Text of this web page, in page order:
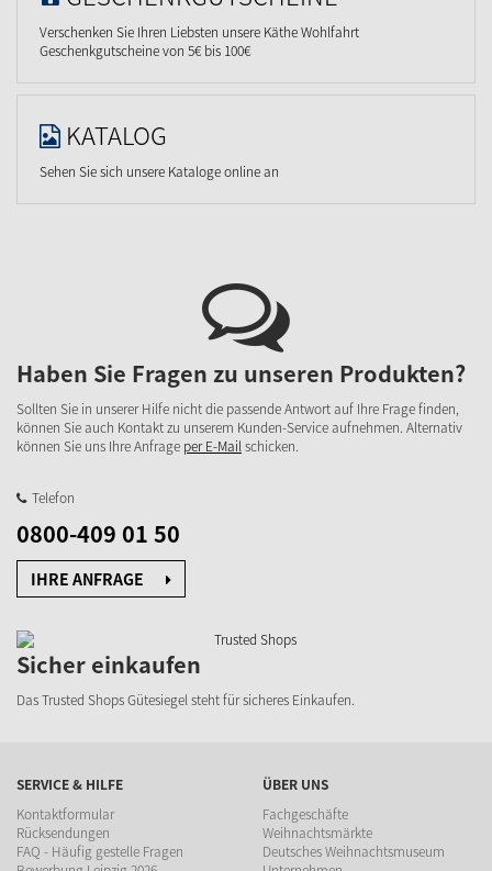
Verschenken Sie Ihren Liebsten unsere Käthe Wohlfahrt
Geschenkgutscheine von 5€ bis 100€
KATALOG
Sehen Sie sich unsere Kataloge online an
Haben Sie Fragen zu unseren Produkten?
Sollten Sie in unserer Hilfe nicht die passende Antwort auf Ihre Frage finden,
können Sie auch Kontakt zu unserem Kunden-Service aufnehmen. Alternativ
können Sie uns Ihre Anfrage per E-Mailschicken.
Telefon
0800-409 01 50
IHRE ANFRAGE
Sicher einkaufen
Das Trusted Shops Gütesiegel steht für sicheres Einkaufen.
SERVICE & HILFE
Kontaktformular
Rücksendungen
FAQ - Häufig gestelle Fragen
ÜBER UNS
Fachgeschäfte
Weihnachtsmärkte
Deutsches Weihnachtsmuseum